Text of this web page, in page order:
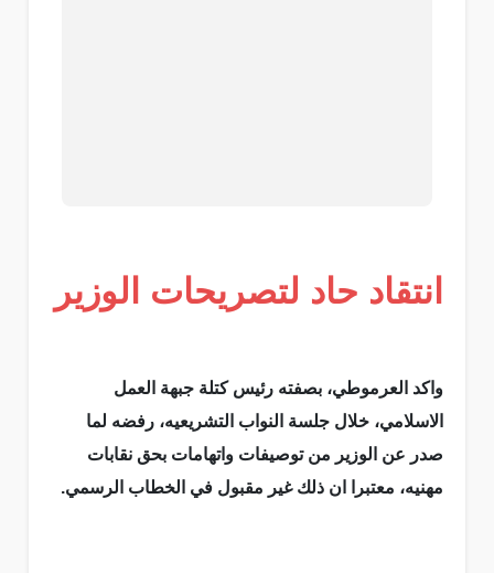
انتقاد حاد لتصريحات الوزير
واكد العرموطي، بصفته رئيس كتلة جبهة العمل
الاسلامي، خلال جلسة النواب التشريعيه، رفضه لما
صدر عن الوزير من توصيفات واتهامات بحق نقابات
مهنيه، معتبرا ان ذلك غير مقبول في الخطاب الرسمي.